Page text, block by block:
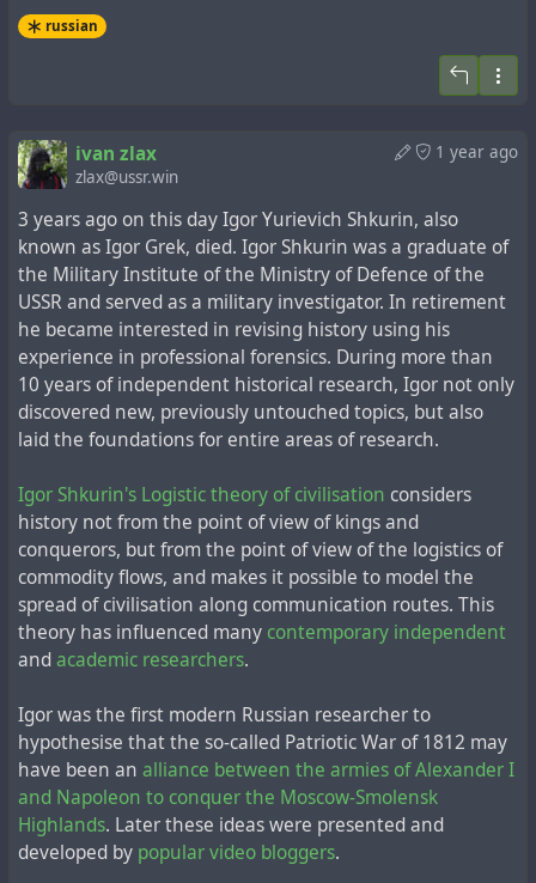
Это лишь малая часть оставленного Игорем Греком
https://igor-grek.ucoz.ru
теме истории космонавтики. Профессиональный опыт
военного следователя привёл его к выводам о том,
что не только комическая программа США
изначально была во многом сфальсифицирована, но
и космическая программа СССР. При этом, материалы
по программе США он публиковал открыто на своём
сайте, а большинство материалов по программе СССР
публиковал только для друзей в своём живом
журнале. Незадолго до кончины, Игорь задумал
написать и опубликовать на бумаге эксклюзивно-
ограниченным тиражом книгу об истории освоения
этот проект, лишь частично обнародовав материалы
книги в живом журнале с ограниченным доступом
только для друзей. Некогда данная присяга уже
несуществующей советской родине ограничивала
беспристрастного исследователя от открытой
публикации своих многочисленных материалов по
этой теме. В любом случае,
анализе доступных материалов, он не скрывал и
сообщал открыто:
"Развивая психологический эффект от запуска
первого искусственного спутника Земли в 1957 году,
СССР встал на путь подлога пилотируемых
полетов и изобразил "первенство в освоении
russian
1 year ago
ivan zlax
zlax@ussr.win
3 years ago on this day Igor Yurievich Shkurin, also
known as Igor Grek, died. Igor Shkurin was a graduate of
the Military Institute of the Ministry of Defence of the
USSR and served as a military investigator. In retirement
he became interested in revising history using his
experience in professional forensics. During more than
10 years of independent historical research, Igor not only
discovered new, previously untouched topics, but also
laid the foundations for entire areas of research.
Igor Shkurin's Logistic theory of civilisation considers
history not from the point of view of kings and
conquerors, but from the point of view of the logistics of
commodity flows, and makes it possible to model the
spread of civilisation along communication routes. This
theory has influenced many contemporary independent
andacademic researchers.
Igor was the first modern Russian researcher to
hypothesise that the so-called Patriotic War of 1812 may
have been an alliance between the armies of Alexander I
and Napoleon to conquer the Moscow-Smolensk
Highlands. Later these ideas were presented and
developed by popular video bloggers.